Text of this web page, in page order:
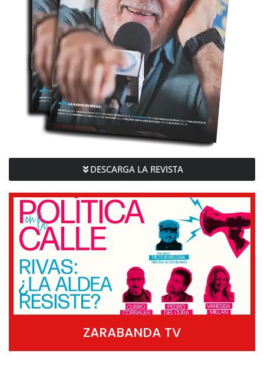
DESCARGA LA REVISTA
ZARABANDA TV